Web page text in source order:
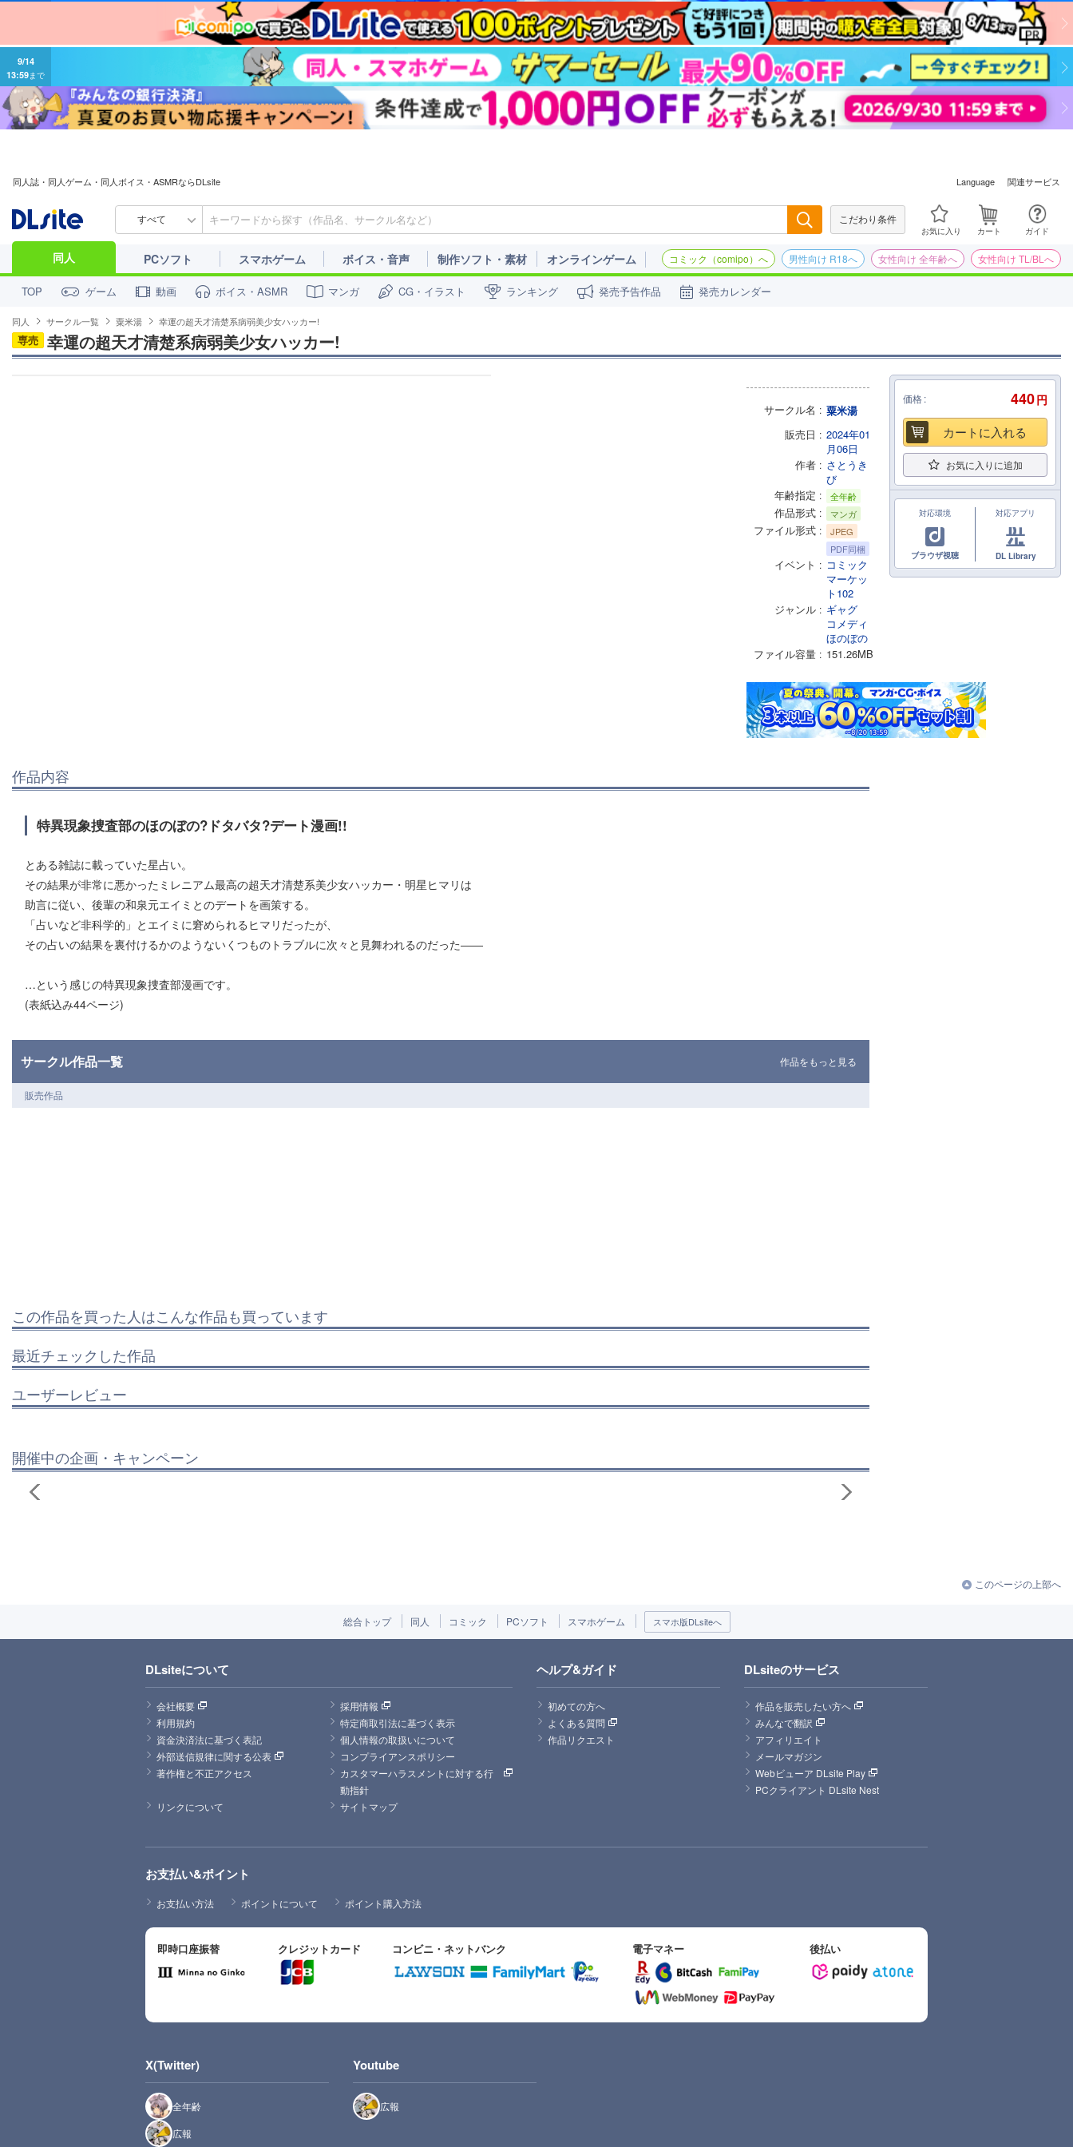
9/14
13:59 まで
同人誌・同人ゲーム・同人ボイス・ASMRならDLsite Language 関連サービス
すべて こだわり条件
お気に入り カート ガイド
同人 PCソフト スマホゲーム ボイス・音声 制作ソフト・素材 オンラインゲーム コミック（comipo）へ 男性向け R18へ 女性向け 全年齢へ 女性向け TL/BLへ
TOP ゲーム 動画 ボイス・ASMR マンガ CG・イラスト ランキング 発売予告作品 発売カレンダー
同人 サークル一覧 粟米湯 幸運の超天才清楚系病弱美少女ハッカー!
専売 幸運の超天才清楚系病弱美少女ハッカー!
サークル名
粟米湯
販売日
2024年01
月06日
作者
さとうき
び
年齢指定
全年齢
作品形式 マンガ
ファイル形式
JPEG
PDF同梱
イベント
コミック
マーケッ
ト102
ジャンル
ギャグ
コメディ
ほのぼの
ファイル容量
151.26MB
作品内容
特異現象捜査部のほのぼの?ドタバタ?デート漫画!!
とある雑誌に載っていた星占い。
その結果が非常に悪かったミレニアム最高の超天才清楚系美少女ハッカー・明星ヒマリは
助言に従い、後輩の和泉元エイミとのデートを画策する。
「占いなど非科学的」とエイミに窘められるヒマリだったが、
その占いの結果を裏付けるかのようないくつものトラブルに次々と見舞われるのだった――
…という感じの特異現象捜査部漫画です。
(表紙込み44ページ)
サークル作品一覧 作品をもっと見る
販売作品
この作品を買った人はこんな作品も買っています
最近チェックした作品
ユーザーレビュー
開催中の企画・キャンペーン
価格 440円
カートに入れる
お気に入りに追加
対応環境
ブラウザ視聴
対応アプリ
DL Library
このページの上部へ
総合トップ 同人 コミック PCソフト スマホゲーム スマホ版DLsiteへ
DLsiteについて
会社概要
採用情報
利用規約
特定商取引法に基づく表示
資金決済法に基づく表記
個人情報の取扱いについて
外部送信規律に関する公表
コンプライアンスポリシー
著作権と不正アクセス
カスタマーハラスメントに対する行
動指針
リンクについて
サイトマップ
ヘルプ&ガイド
初めての方へ
よくある質問
作品リクエスト
DLsiteのサービス
作品を販売したい方へ
みんなで翻訳
アフィリエイト
メールマガジン
Webビューア DLsite Play
PCクライアント DLsite Nest
お支払い&ポイント
お支払い方法 ポイントについて ポイント購入方法
即時口座振替 クレジットカード コンビニ・ネットバンク 電子マネー 後払い
X(Twitter)
全年齢
広報
Youtube
広報